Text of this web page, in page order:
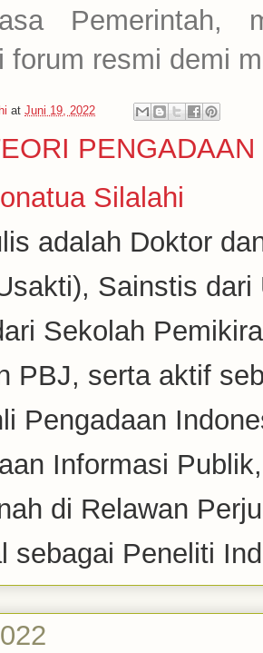
Pemerintah,
forum resmi demi
at Juni 19, 2022
PENGADAAN
Silalahi
adalah Doktor
Sainstis
Sekolah
PBJ, serta aktif
Pengadaan
Informasi
di Relawan
sebagai Peneliti